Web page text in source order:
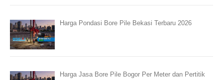
Harga Pondasi Bore Pile Bekasi Terbaru 2026
Harga Jasa Bore Pile Bogor Per Meter dan Pertitik